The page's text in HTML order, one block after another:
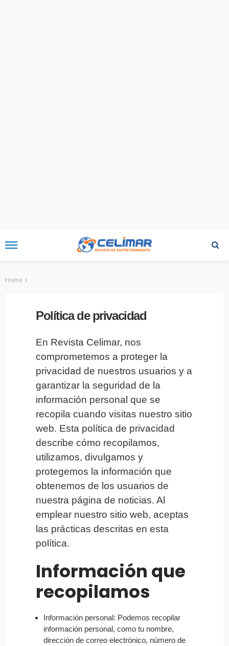
Home
Política de privacidad
En Revista Celimar, nos
comprometemos a proteger la
privacidad de nuestros usuarios y a
garantizar la seguridad de la
información personal que se
recopila cuando visitas nuestro sitio
web. Esta política de privacidad
describe cómo recopilamos,
utilizamos, divulgamos y
protegemos la información que
obtenemos de los usuarios de
nuestra página de noticias. Al
emplear nuestro sitio web, aceptas
las prácticas descritas en esta
política.
Información que
recopilamos
Información personal: Podemos recopilar
información personal, como tu nombre,
dirección de correo electrónico, número de